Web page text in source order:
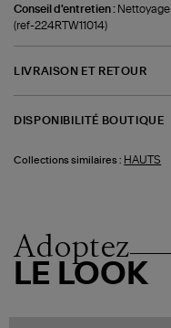
Conseil d'entretien :
(ref-224RTW11014)
LIVRAISON ET RETOUR
DISPONIBILITÉ BOUTIQUE
Collections similaires : HAUTS
Adoptez
LE LOOK